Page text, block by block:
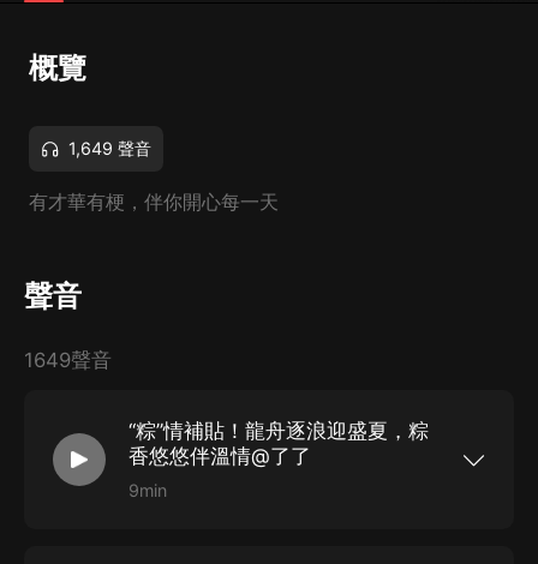
概覽
1,649 聲音
有才華有梗，伴你開心每一天
聲音
1649聲音
“粽”情補貼！龍舟逐浪迎盛夏，粽
香悠悠伴溫情@了了
9min